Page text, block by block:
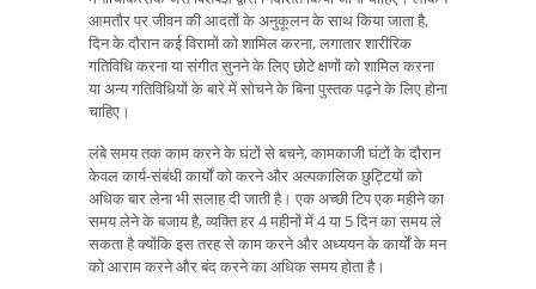
आमतौर पर जीवन की आदतों के अनुकूलन के साथ किया जाता है,
दिन के दौरान कई विरामों को शामिल करना, लगातार शारीरिक
गतिविधि करना या संगीत सुनने के लिए छोटे क्षणों को शामिल करना
या अन्य गतिविधियों के बारे में सोचने के बिना पुस्तक पढ़ने के लिए होना
चाहिए।
लंबे समय तक काम करने के घंटों से बचने, कामकाजी घंटों के दौरान
केवल कार्य-संबंधी कार्यों को करने और अल्पकालिक छुट्टियों को
अधिक बार लेना भी सलाह दी जाती है। एक अच्छी टिप एक महीने का
समय लेने के बजाय है, व्यक्ति हर 4 महीनों में 4 या 5 दिन का समय ले
सकता है क्योंकि इस तरह से काम करने और अध्ययन के कार्यों के मन
को आराम करने और बंद करने का अधिक समय होता है।